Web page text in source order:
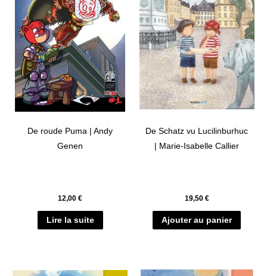
De roude Puma | Andy
Genen
12,00€
Lire la suite
De Schatz vu Lucilinburhuc
| Marie-Isabelle Callier
19,50 €
Ajouter au panier